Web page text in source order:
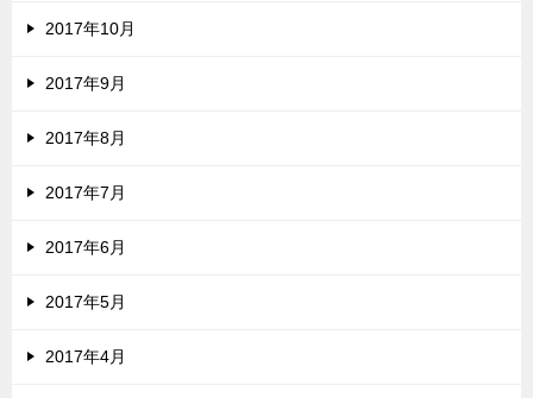
2017年10月
2017年9月
2017年8月
2017年7月
2017年6月
2017年5月
2017年4月